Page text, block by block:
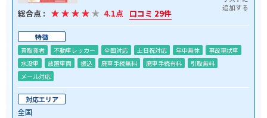
総合点 : 4.1点 口コミ 29件
特徴
買取業者 不動車レッカー 全国対応 土日祝対応 年中無休
事故現状車
水没車
放置車両 振込 廃車手続無料 廃車手続有料
引取無料
メール対応
対応エリア
全国